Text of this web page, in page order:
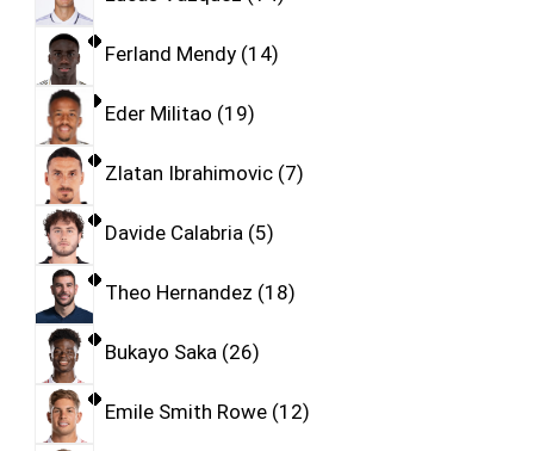
Ferland Mendy 14
Eder Militao 19
Zlatan Ibrahimovic 7
Davide Calabria 5
Theo Hernandez 18
Bukayo Saka 26
Emile Smith Rowe 12